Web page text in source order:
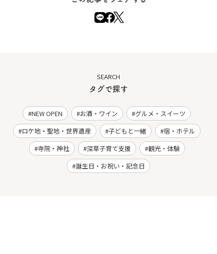
SEARCH
タグで探す
NEW OPEN お酒・ワイン
グルメ・スイーツ
ロケ地・聖地・世界遺産
子どもと一緒
宿・ホテル
寺院・神社
深草子育て支援
観光・体験
誕生日・お祝い・記念日